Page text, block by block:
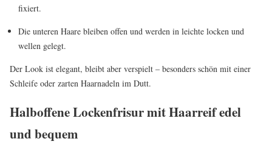
fixiert.
Die unteren Haare bleiben offen und werden in leichte locken und
wellen gelegt.
Der Look ist elegant, bleibt aber verspielt – besonders schön mit einer
Schleife oder zarten Haarnadeln im Dutt.
Halboffene Lockenfrisur mit Haarreif edel
und bequem